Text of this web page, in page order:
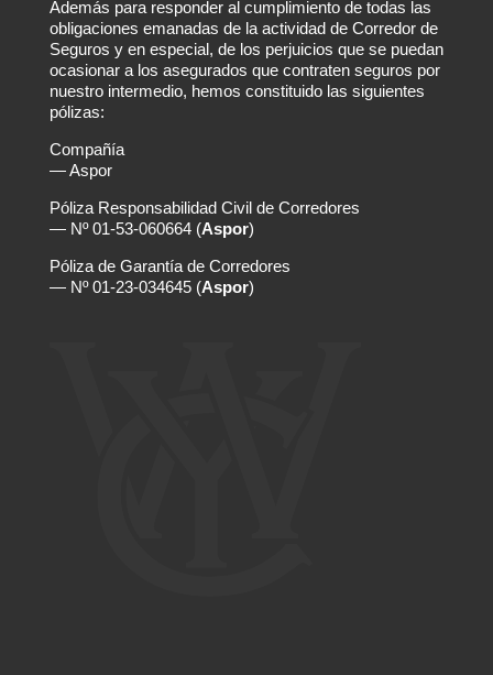
Además para responder al cumplimiento de todas las
obligaciones emanadas de la actividad de Corredor de
Seguros y en especial, de los perjuicios que se puedan
ocasionar a los asegurados que contraten seguros por
nuestro intermedio, hemos constituido las siguientes
pólizas:
Compañía
— Aspor
Póliza Responsabilidad Civil de Corredores
— Nº 01-53-060664 (Aspor)
Póliza de Garantía de Corredores
— Nº 01-23-034645 (Aspor)